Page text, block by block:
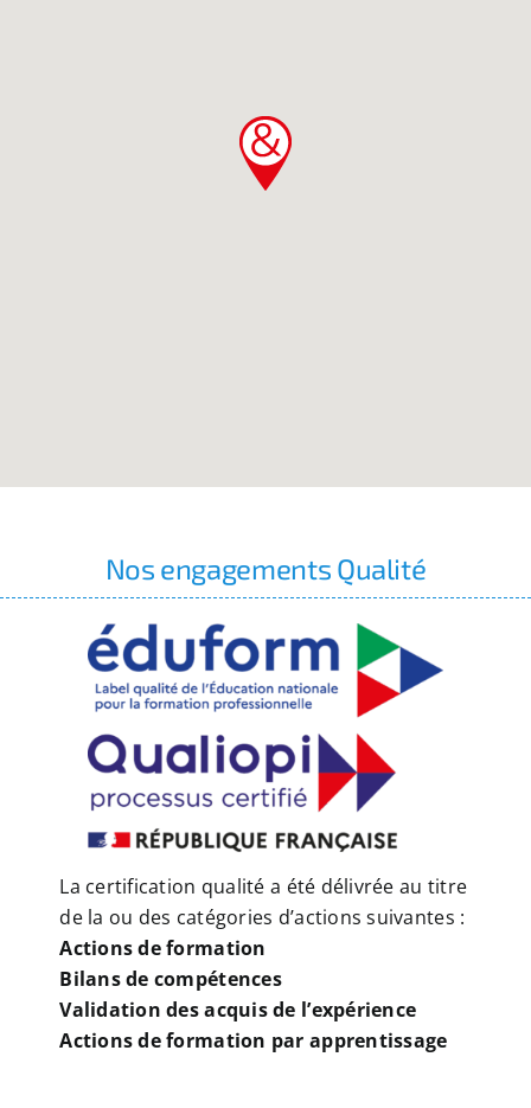
Nos engagements Qualité
La certification qualité a été délivrée au titre
de la ou des catégories d’actions suivantes :
Actions de formation
Bilans de compétences
Validation des acquis de l’expérience
Actions de formation par apprentissage